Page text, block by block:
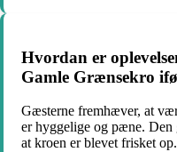
Hvordan er
Gamle Grænsekro
Gæsterne fremhæver, at
er hyggelige og pæne. Den
at kroen er blevet frisket